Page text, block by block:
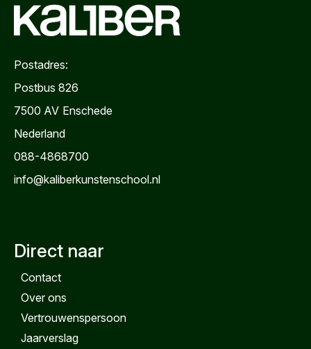
Postadres:
Postbus 826
7500 AV Enschede
Nederland
088-4868700
info@kaliberkunstenschool.nl
Direct naar
Contact
Over ons
Vertrouwenspersoon
Jaarverslag